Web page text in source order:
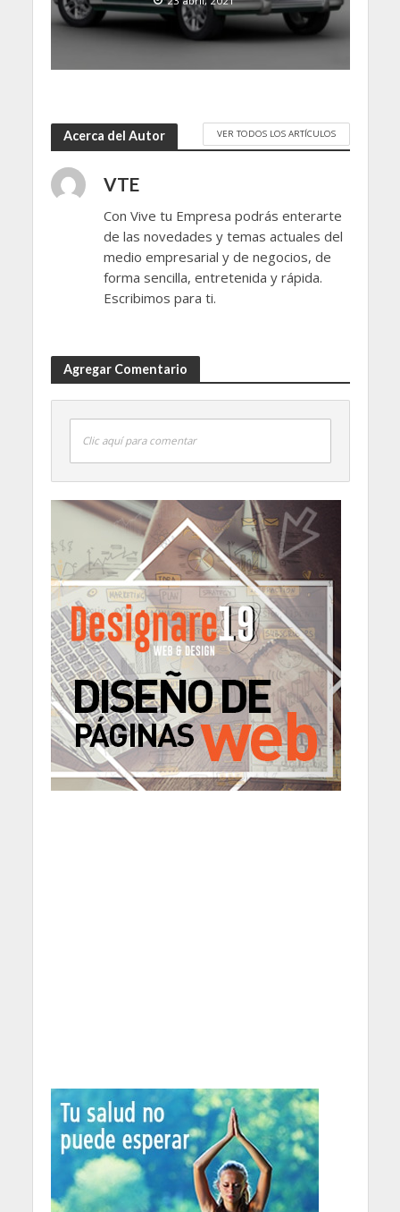
Acerca del Autor VER TODOS LOS ARTÍCULOS
VTE
Con Vive tu Empresa podrás enterarte
de las novedades y temas actuales del
medio empresarial y de negocios, de
forma sencilla, entretenida y rápida.
Escribimos para ti.
Agregar Comentario
Clic aquí para comentar